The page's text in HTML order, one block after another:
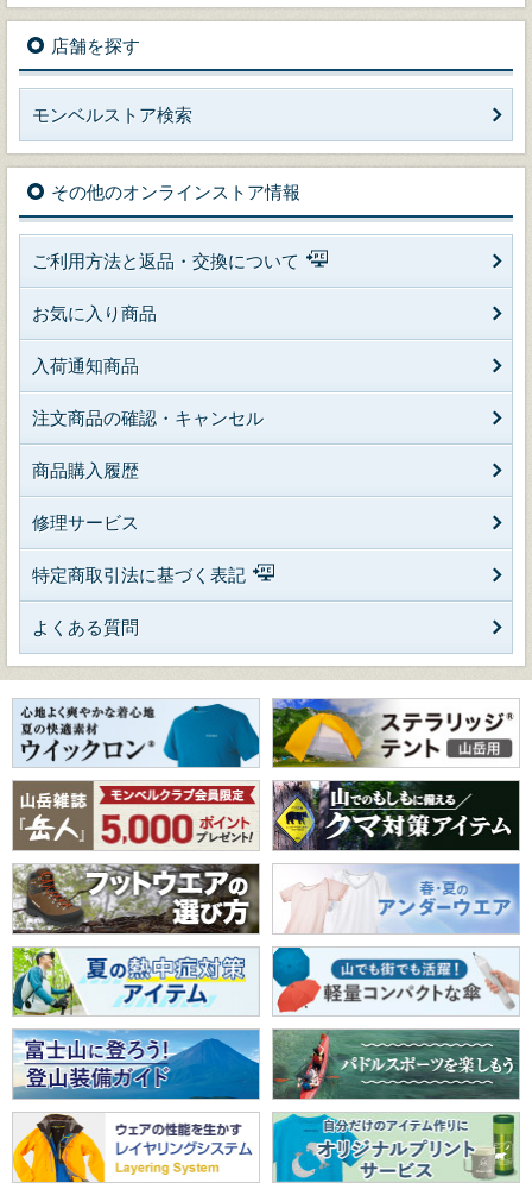
店舗を探す
モンベルストア検索
その他のオンラインストア情報
ご利用方法と返品・交換について
お気に入り商品
入荷通知商品
注文商品の確認・キャンセル
商品購入履歴
修理サービス
特定商取引法に基づく表記
よくある質問